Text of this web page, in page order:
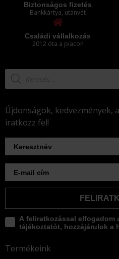
Biztonságos fizetés
Bankkártya, utánvét
Családi vállalkozás
2012 óta a piacon
Újdonságok, kedvezmények,
iratkozz fel!
A feliratkozással elfogadom
tájékoztatót, hozzájárulok a
Termékeink